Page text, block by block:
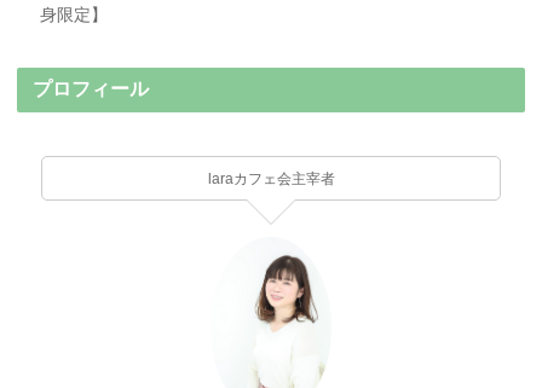
身限定】
プロフィール
laraカフェ会主宰者